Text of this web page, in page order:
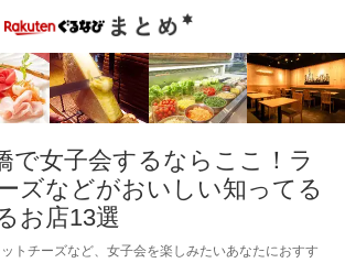
で女子会するならここ！ラ
ズなどがおいしい知ってる
お店13選
トチーズなど、女子会を楽しみたいあなたにおすす